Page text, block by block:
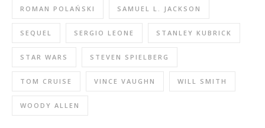
ROMAN POLAŃSKI SAMUEL L. JACKSON
SEQUEL SERGIO LEONE STANLEY KUBRICK
STAR WARS STEVEN SPIELBERG
TOM CRUISE VINCE VAUGHN WILL SMITH
WOODY ALLEN